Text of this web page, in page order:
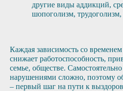
другие виды аддикций,
шопоголизм, трудоголизм,
Каждая зависимость со временем
снижает работоспособность,
семье, обществе.
нарушениями сложно, поэтому
– первый шаг на пути к